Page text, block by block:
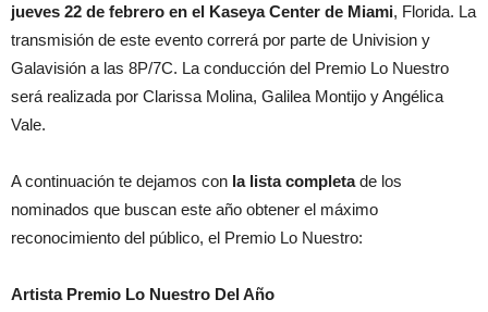
jueves 22 de febrero en el Kaseya Center de Miami, Florida. La
transmisión de este evento correrá por parte de Univision y
Galavisión a las 8P/7C. La conducción del Premio Lo Nuestro
será realizada por Clarissa Molina, Galilea Montijo y Angélica
Vale.
A continuación te dejamos con la lista completade los
nominados que buscan este año obtener el máximo
reconocimiento del público, el Premio Lo Nuestro:
Artista Premio Lo Nuestro Del Año